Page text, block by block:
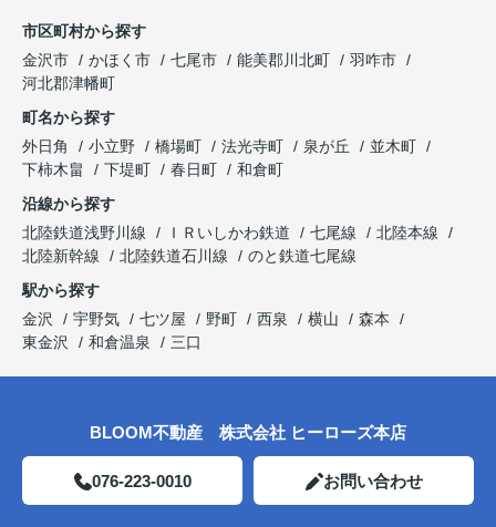
市区町村から探す
金沢市
かほく市 七尾市 能美郡川北町
羽咋市
河北郡津幡町
町名から探す
外日角
小立野 橋場町 法光寺町 泉が丘
並木町
下柿木畠
下堤町 春日町
和倉町
沿線から探す
北陸鉄道浅野川線
ＩＲいしかわ鉄道 七尾線
北陸本線
北陸新幹線
北陸鉄道石川線
のと鉄道七尾線
駅から探す
金沢
宇野気 七ツ屋 野町 西泉 横山
森本
東金沢
和倉温泉 三口
BLOOM不動産 株式会社 ヒーローズ本店
076-223-0010 お問い合わせ